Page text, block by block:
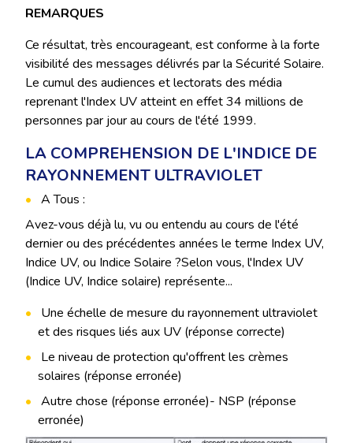
REMARQUES
Ce résultat, très encourageant, est conforme à la forte
visibilité des messages délivrés par la Sécurité Solaire.
Le cumul des audiences et lectorats des média
reprenant l'Index UV atteint en effet 34 millions de
personnes par jour au cours de l'été 1999.
LA COMPREHENSION DE L'INDICE DE
RAYONNEMENT ULTRAVIOLET
A Tous :
Avez-vous déjà lu, vu ou entendu au cours de l'été
dernier ou des précédentes années le terme Index UV,
Indice UV, ou Indice Solaire ?Selon vous, l'Index UV
(Indice UV, Indice solaire) représente...
Une échelle de mesure du rayonnement ultraviolet
et des risques liés aux UV (réponse correcte)
Le niveau de protection qu'offrent les crèmes
solaires (réponse erronée)
Autre chose (réponse erronée)- NSP (réponse
erronée)